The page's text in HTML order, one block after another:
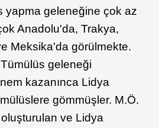
yapma geleneğine çok az
Anadolu'da, Trakya,
Meksika'da görülmekte.
geleneği
kazanınca Lidya
gömmüşler. M.Ö.
ve Lidya